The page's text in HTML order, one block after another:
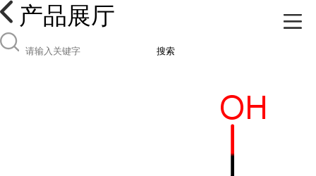
产品展厅
搜索